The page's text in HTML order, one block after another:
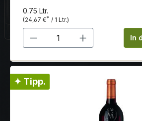
0.75 Ltr.
(24,67 €* / 1 Ltr.)
Produkt Anzahl: GibIn
✦ Tipp.